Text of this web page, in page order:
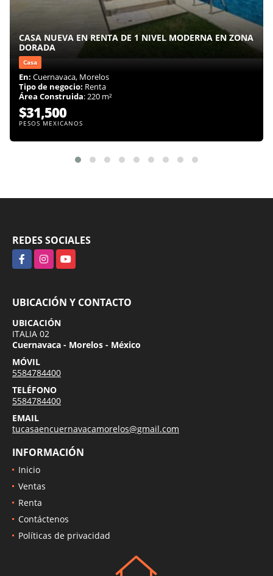
CASA NUEVA EN RENTA DE 1 NIVEL MODERNA EN ZONA
DORADA
Casa
En: Cuernavaca, Morelos
Tipo de negocio: Renta
Área Construida: 220 m²
$31,500
PESOS MEXICANOS
REDES SOCIALES
FacebookInstagramYouTube
UBICACIÓN Y CONTACTO
UBICACIÓN
ITALIA 02
Cuernavaca - Morelos - México
MÓVIL
5584784400
TELÉFONO
5584784400
EMAIL
tucasaencuernavacamorelos@gmail.com
INFORMACIÓN
Inicio
Ventas
Renta
Contáctenos